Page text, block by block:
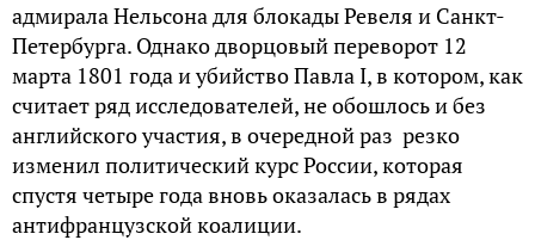
адмирала Нельсона для блокады Ревеля и Санкт-
Петербурга. Однако дворцовый переворот 12
марта 1801 года и убийство Павла I, в котором, как
считает ряд исследователей, не обошлось и без
английского участия, в очередной раз резко
изменил политический курс России, которая
спустя четыре года вновь оказалась в рядах
антифранцузской коалиции.